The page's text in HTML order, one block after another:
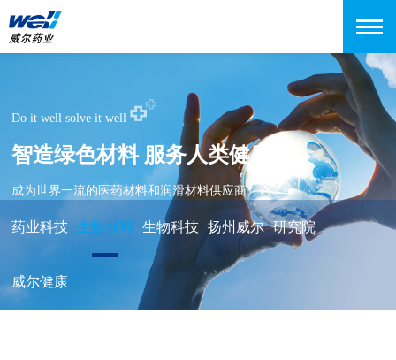
Do it well solve it well
智造绿色材料 服务人类健康
成为世界一流的医药材料和润滑材料供应商
药业科技 生物材料 生物科技 扬州威尔 研究院
威尔健康